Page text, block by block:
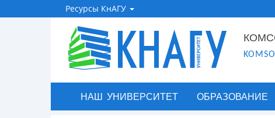
Ресурсы КнАГУ
НАШ УНИВЕРСИТЕТ ОБРАЗОВАНИЕ